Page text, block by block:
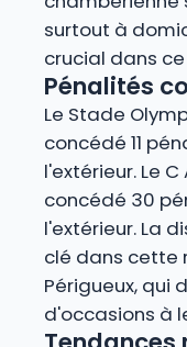
surtout à
crucial dans
Pénalités
Le Stade
concédé 11
l'extérieur. Le
concédé 30
l'extérieur. La
clé dans cette
Périgueux, qui
d'occasions à